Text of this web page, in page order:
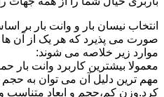
انتخاب نیسان بار و وانت بار بر
صورت می پذیرد که هر یک از آن
موارد زیر خلاصه می شوند:
معمولا بیشترین کاربرد وانت
مهم ترین دلیل آن می توان به
کرد.وزن کم،حجم و ابعاد متناسب